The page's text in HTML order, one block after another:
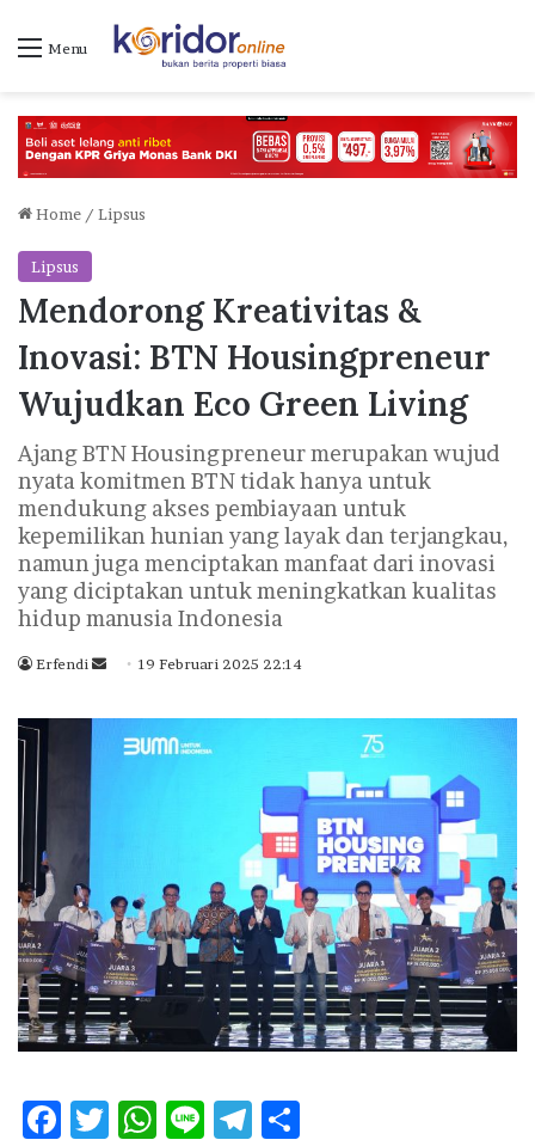
Menu
Home / Lipsus
Lipsus
Mendorong Kreativitas &
Inovasi: BTN Housingpreneur
Wujudkan Eco Green Living
Ajang BTN Housingpreneur merupakan wujud
nyata komitmen BTN tidak hanya untuk
mendukung akses pembiayaan untuk
kepemilikan hunian yang layak dan terjangkau,
namun juga menciptakan manfaat dari inovasi
yang diciptakan untuk meningkatkan kualitas
hidup manusia Indonesia
Erfendi
n
a
i
19 Februari 2025 22:14
F
T
W Li T